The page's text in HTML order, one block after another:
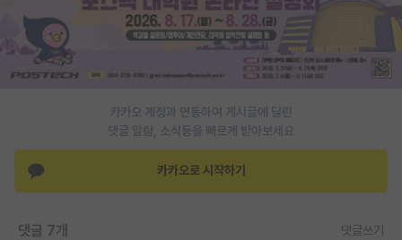
취업 게시판
임용 후기 게시판
PI 전용 게시판
인문사회 계열 게시판
특수/전문대학원 게시판
반도체/AI 게시판
장학금/장학생 게시판
카카오 계정과 연동하여 게시글에 달린
댓글 알람, 소식등을 빠르게 받아보세요
카카오로 시작하기
댓글 7개 댓글쓰기